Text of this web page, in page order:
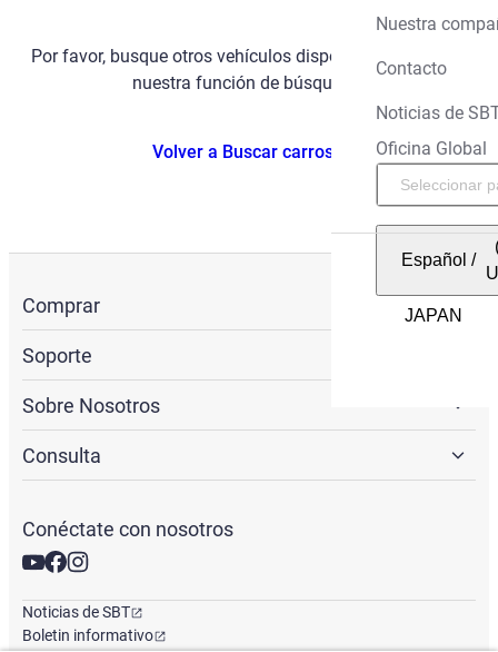
Nuestra
Contacto
Noticias de
Oficina Global
Español /
Por favor, busque otros vehículos disponibles utilizando
nuestra función de búsqueda.
Volver a Buscar carros
Comprar
Soporte
Sobre Nosotros
Consulta
Conéctate con nosotros
Noticias de SBT
Boletin informativo